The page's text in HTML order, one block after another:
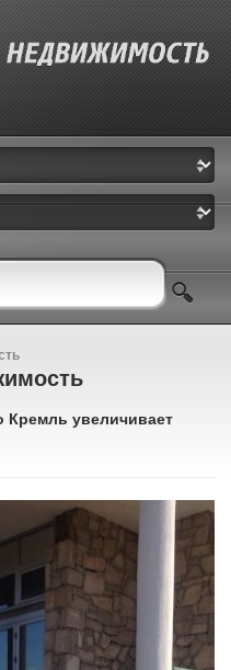
Кремль увеличивает